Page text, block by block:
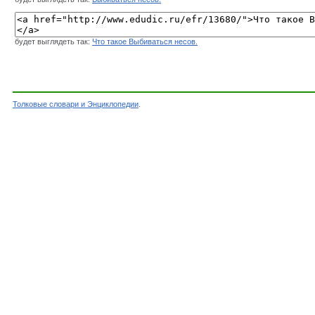
будет выглядеть так: Что такое Выбиваться несов.
Толковые словари и Энциклопедии